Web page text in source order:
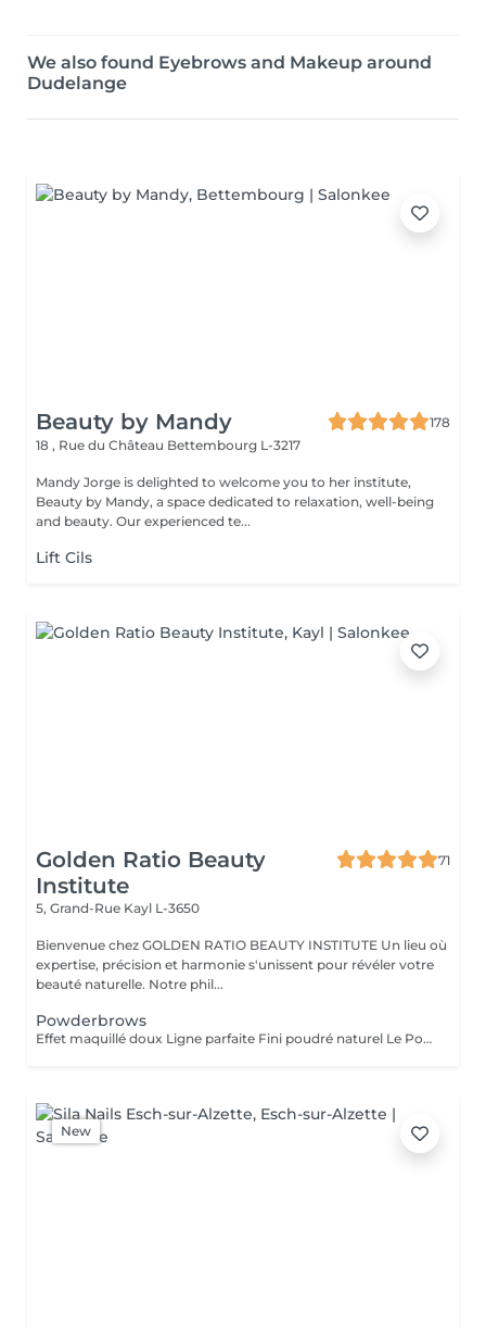
We also found Eyebrows and Makeup around
Dudelange
Beauty by Mandy
178
18 , Rue du Château Bettembourg L-3217
Mandy Jorge is delighted to welcome you to her institute,
Beauty by Mandy, a space dedicated to relaxation, well-being
and beauty. Our experienced te...
Lift Cils
Golden Ratio Beauty
Institute
71
5, Grand-Rue Kayl L-3650
Bienvenue chez GOLDEN RATIO BEAUTY INSTITUTE Un lieu où
expertise, précision et harmonie s'unissent pour révéler votre
beauté naturelle. Notre phil...
Powderbrows
Effet maquillé doux Ligne parfaite Fini poudré naturel Le Powder Brows, aussi appelé « technique d'ombrage » ou shading full, est une méthode de maquillage semi-permanent qui crée un effet de sourcils maquillés au crayon ou à la poudre, tout en restant subtil et aérien. Contrairement au microblading (effet poil à poil), cette technique utilise une pigmentation en dégradé, plus dense vers la queue du sourcil et plus légère à la tête, pour un résultat fondu, structuré et sans démarcation. Idéal pour : les peaux grasses ou matures (où le microblading tient moins bien), celles qui aiment un effet maquillé sans effort, redonner de la densité à des sourcils trop épilés ou décolorés. Résultat : des sourcils nets, symétriques, doux et élégants sans maquillage, tous les jours. Tenue : 1 à 2 ans selon le type de peau et les soins apportés.
New